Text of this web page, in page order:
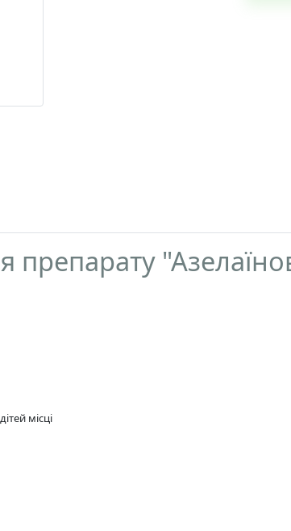
препарату
місці